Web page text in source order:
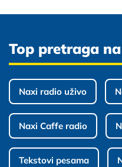
Top pretraga
Naxi radio uživo
Naxi Caffe radio
Tekstovi pesama